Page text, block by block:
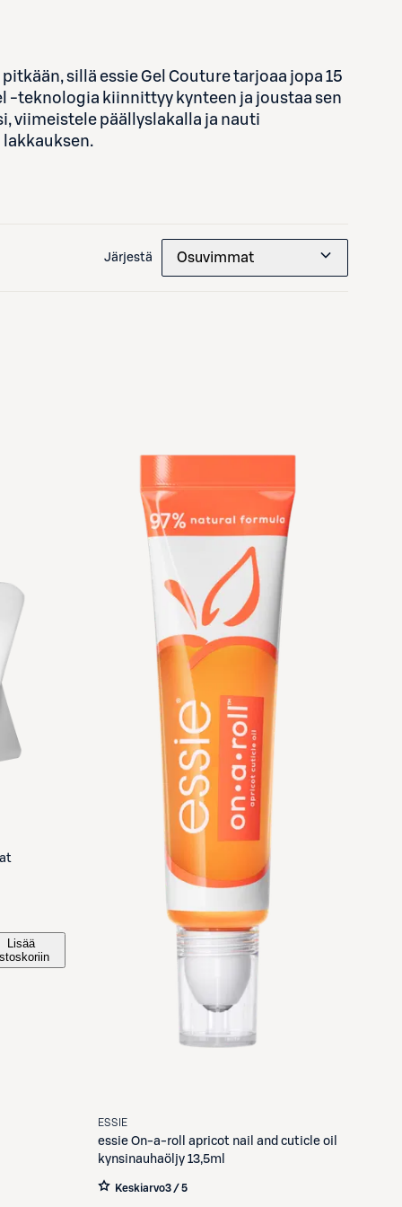
sillä essie Gel Couture tarjoaa jopa 15
-teknologia kiinnittyy kynteen ja joustaa sen
viimeistele päällyslakalla ja nauti
Järjestä Osuvimmat
Lisää
ESSIE
essie On-a-roll apricot nail and cuticle oil
kynsinauhaöljy 13,5ml
Keskiarvo3 / 5